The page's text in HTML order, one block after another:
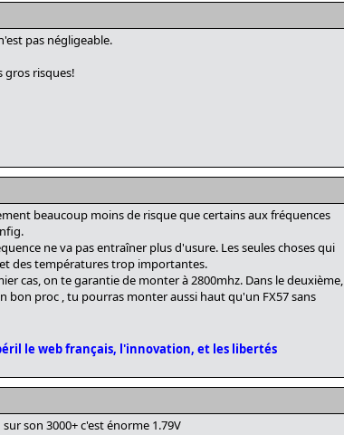
pas négligeable.
gros risques!
beaucoup moins de risque que certains aux fréquences
ne va pas entraîner plus d'usure. Les seules choses qui
des températures trop importantes.
cas, on te garantie de monter à 2800mhz. Dans le deuxième,
bon proc , tu pourras monter aussi haut qu'un FX57 sans
le web français, l'innovation, et les libertés
son 3000+ c'est énorme 1.79V